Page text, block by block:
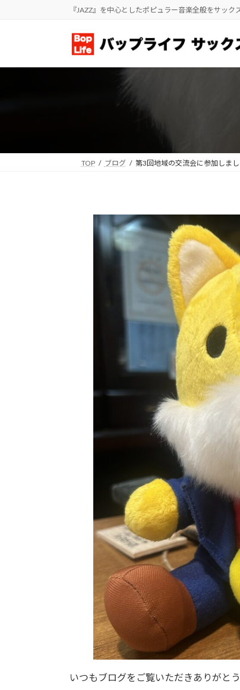
『JAZZ』を中心としたポピュラー音楽全般をサック
TOP ブログ 第3回地域の交流会に参加しまし
いつもブログをご覧いただきありがとう